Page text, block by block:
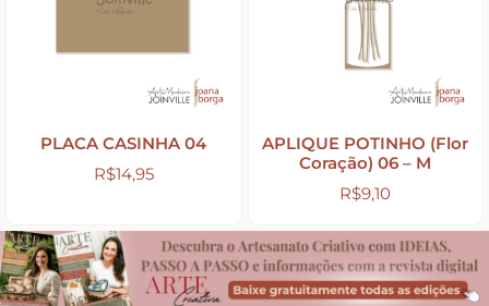
PLACA CASINHA 04
R$14,95
APLIQUE POTINHO (Flor
Coração) 06 – M
R$9,10